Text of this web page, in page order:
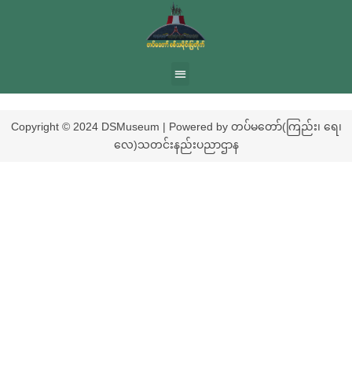
Copyright © 2024 DSMuseum | Powered by တပ်မတော်(ကြည်း၊ ရေ၊
လေ)သတင်းနည်းပညာဌာန